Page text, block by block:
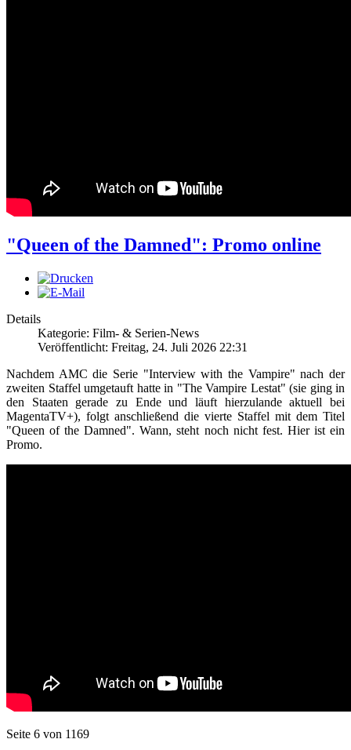
"Queen of the Damned": Promo online
Details
Kategorie: Film- & Serien-News
Veröffentlicht: Freitag, 24. Juli 2026 22:31
Nachdem AMC die Serie "Interview with the Vampire" nach der
zweiten Staffel umgetauft hatte in "The Vampire Lestat" (sie ging in
den Staaten gerade zu Ende und läuft hierzulande aktuell bei
MagentaTV+), folgt anschließend die vierte Staffel mit dem Titel
"Queen of the Damned". Wann, steht noch nicht fest. Hier ist ein
Promo.
Seite 6 von 1169